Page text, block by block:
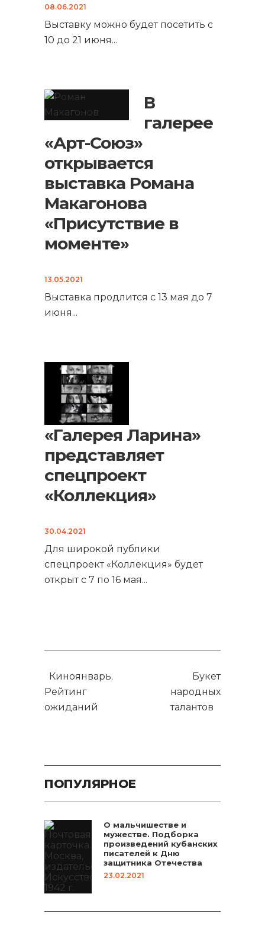
08.06.2021
Выставку можно будет посетить с
10 до 21 июня...
В
галерее
«Арт-Союз»
открывается
выставка Романа
Макагонова
«Присутствие в
моменте»
13.05.2021
Выставка продлится с 13 мая до 7
июня...
«Галерея Ларина»
представляет
спецпроект
«Коллекция»
30.04.2021
Для широкой публики
спецпроект «Коллекция» будет
открыт с 7 по 16 мая...
Киноянварь.
Рейтинг
ожиданий
Букет
народных
талантов
ПОПУЛЯРНОЕ
О мальчишестве и
мужестве. Подборка
произведений кубанских
писателей к Дню
защитника Отечества
23.02.2021